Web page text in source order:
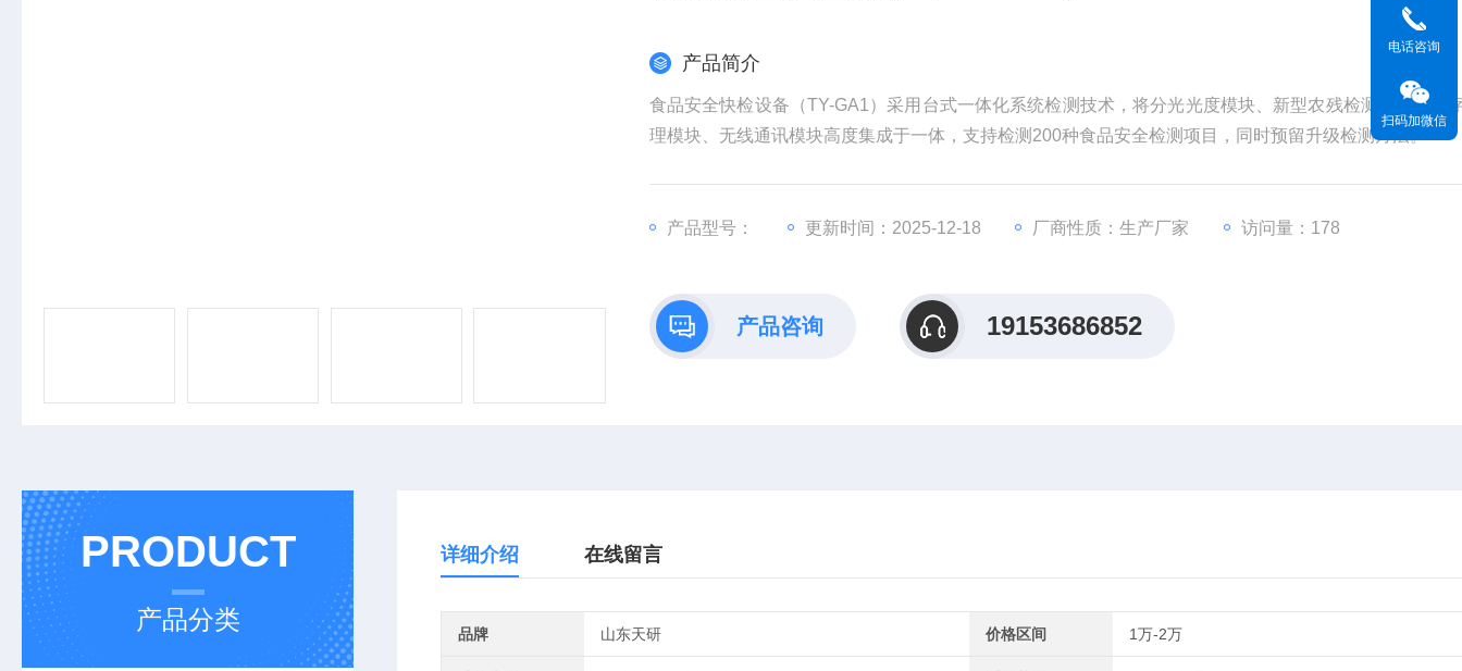
产品简介
食品安全快检设备（TY-GA1）采用台式一体化系统检测技术，将分光光度模块、新型农残检测模块、数
理模块、无线通讯模块高度集成于一体，支持检测200种食品安全检测项目，同时预留升级检测方法。
产品型号： 更新时间：2025-12-18 厂商性质：生产厂家 访问量：178
产品咨询 19153686852
PRODUCT
产品分类
详细介绍 在线留言
品牌 山东天研 价格区间 1万-2万
电话咨询
扫码加微信